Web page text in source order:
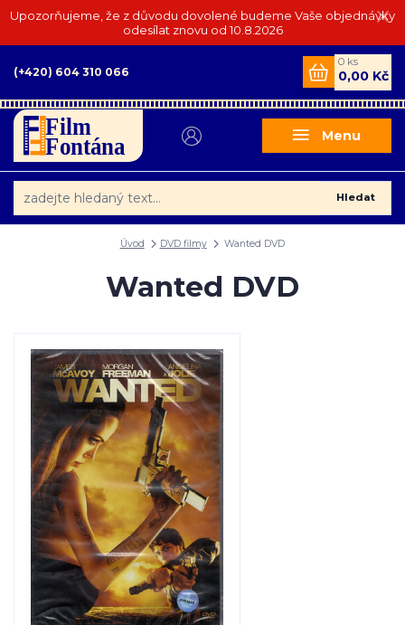
Upozorňujeme, že z důvodu dovolené budeme Vaše objednávky
odesílat znovu od 10.8.2026
Menu
Hledat
(+420) 604 310 066
0 ks
0,00 Kč
Úvod DVD filmy Wanted DVD
Wanted DVD